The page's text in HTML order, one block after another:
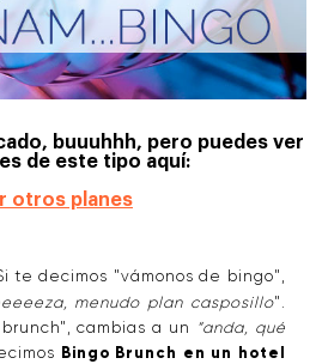
buuuhhh, pero puedes ver
de este tipo aquí:
otros planes
te decimos "vámonos de bingo",
menudo plan casposillo".
cambias a un “anda, qué
Bingo Brunch en un hotel